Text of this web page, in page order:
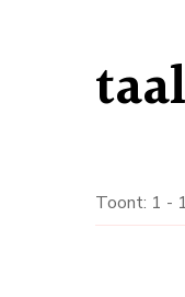
Toont: 1 -